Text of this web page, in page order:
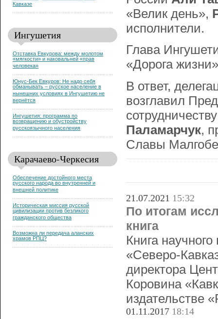
Кавказе
Ингушетия
Отставка Евкурова: между молотом
«мягкости» и наковальней «прав
человека»
Юнус-Бек Евкуров: Не надо себя
обманывать – русское население в
нынешних условиях в Ингушетию не
вернётся
Ингушетия: программа по
возвращению и обустройству
русскоязычного населения
Карачаево-Черкесия
Обеспечение достойного места
русского народа во внутренней и
внешней политике
Историческая миссия русской
цивилизации против безликого
гражданского общества
Возможна ли передача аланских
храмов РПЦ?
«Велик день»,
исполнители.
Глава
«Дорога
В ответ,
возглавил
Паламарчук,
Славы
21.07.2021 15:32
По итогам
книга
Книга
«Северо-
директора
Коровина
издательстве
01.11.2017 18:14